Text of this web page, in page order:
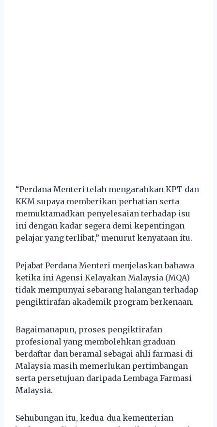
“Perdana Menteri telah mengarahkan KPT dan
KKM supaya memberikan perhatian serta
memuktamadkan penyelesaian terhadap isu
ini dengan kadar segera demi kepentingan
pelajar yang terlibat,” menurut kenyataan itu.
Pejabat Perdana Menteri menjelaskan bahawa
ketika ini Agensi Kelayakan Malaysia (MQA)
tidak mempunyai sebarang halangan terhadap
pengiktirafan akademik program berkenaan.
Bagaimanapun, proses pengiktirafan
profesional yang membolehkan graduan
berdaftar dan beramal sebagai ahli farmasi di
Malaysia masih memerlukan pertimbangan
serta persetujuan daripada Lembaga Farmasi
Malaysia.
Sehubungan itu, kedua-dua kementerian